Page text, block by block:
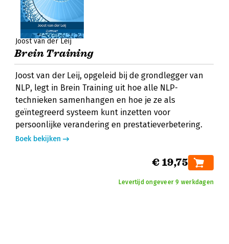
Joost van der Leij
Brein Training
Joost van der Leij, opgeleid bij de grondlegger van
NLP, legt in Brein Training uit hoe alle NLP-
technieken samenhangen en hoe je ze als
geïntegreerd systeem kunt inzetten voor
persoonlijke verandering en prestatieverbetering.
Boek bekijken
€ 19,75
Levertijd ongeveer 9 werkdagen